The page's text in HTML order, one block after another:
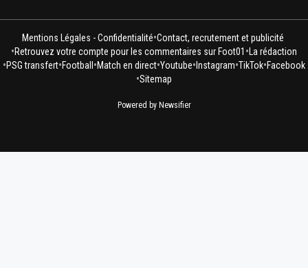
Mentions Légales - Confidentialité•Contact, recrutement et publicité
•Retrouvez votre compte pour les commentaires sur Foot01 •La rédaction
•PSG transfert•Football•Match en direct•Youtube•Instagram•TikTok•Facebook
•Sitemap
Powered by Newsifier